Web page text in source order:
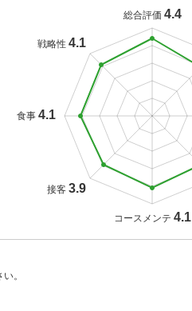
総合評価 4.4
コースメンテ 4.1
接客 3.9
食事 4.1
戦略性 4.1
。